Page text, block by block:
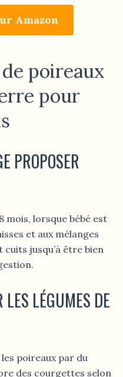
Amazon
poireaux
pour
PROPOSER
mois, lorsque bébé est
et aux mélanges
cuits jusqu’à être bien
LÉGUMES DE
poireaux par du
des courgettes selon